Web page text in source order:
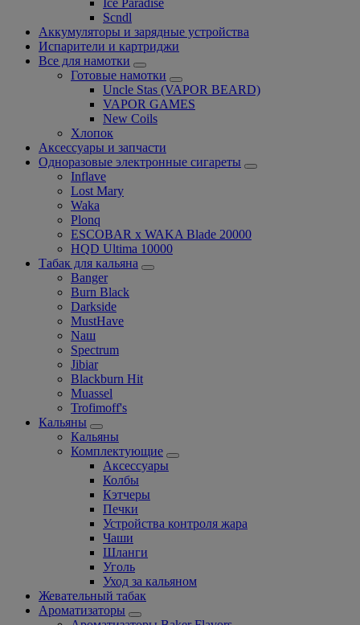
Scndl
Аккумуляторы и зарядные устройства
Испарители и картриджи
Все для намотки
Готовые намотки
Uncle Stas (VAPOR BEARD)
VAPOR GAMES
New Coils
Хлопок
Аксессуары и запчасти
Одноразовые электронные сигареты
Inflave
Lost Mary
Waka
Plonq
ESCOBAR x WAKA Blade 20000
HQD Ultima 10000
Табак для кальяна
Banger
Burn Black
Darkside
MustHave
Nаш
Spectrum
Jibiar
Blackburn Hit
Muassel
Trofimoff's
Кальяны
Кальяны
Комплектующие
Аксессуары
Колбы
Кэтчеры
Печки
Устройства контроля жара
Чаши
Шланги
Уголь
Уход за кальяном
Жевательный табак
Ароматизаторы